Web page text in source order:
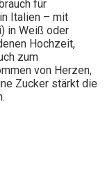
für
Italien – mit
in Weiß oder
Hochzeit,
zum
von Herzen,
Zucker stärkt die